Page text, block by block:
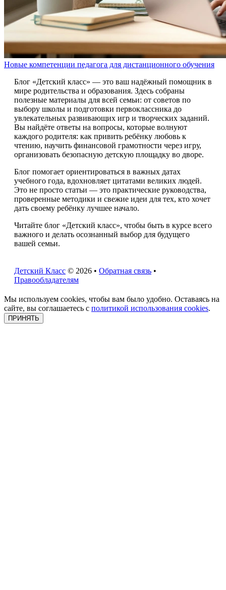
Новые компетенции педагога для дистанционного обучения
Блог «Детский класс» — это ваш надёжный помощник в
мире родительства и образования. Здесь собраны
полезные материалы для всей семьи: от советов по
выбору школы и подготовки первоклассника до
увлекательных развивающих игр и творческих заданий.
Вы найдёте ответы на вопросы, которые волнуют
каждого родителя: как привить ребёнку любовь к
чтению, научить финансовой грамотности через игру,
организовать безопасную детскую площадку во дворе.
Блог помогает ориентироваться в важных датах
учебного года, вдохновляет цитатами великих людей.
Это не просто статьи — это практические руководства,
проверенные методики и свежие идеи для тех, кто хочет
дать своему ребёнку лучшее начало.
Читайте блог «Детский класс», чтобы быть в курсе всего
важного и делать осознанный выбор для будущего
вашей семьи.
Детский Класс © 2026 • Обратная связь •
Правообладателям
Мы используем cookies, чтобы вам было удобно. Оставаясь на
сайте, вы соглашаетесь с политикой использования cookies.
ПРИНЯТЬ